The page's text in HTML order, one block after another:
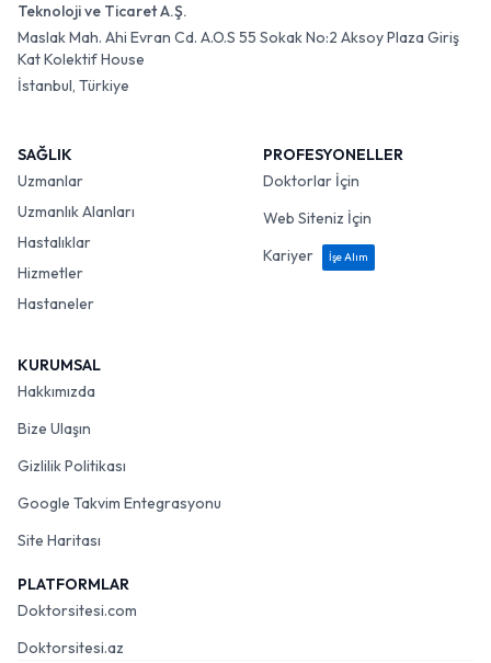
Teknoloji ve Ticaret A.Ş.
Maslak Mah. Ahi Evran Cd. A.O.S 55 Sokak No:2 Aksoy Plaza Giriş
Kat Kolektif House
İstanbul, Türkiye
SAĞLIK
Uzmanlar
Uzmanlık Alanları
Hastalıklar
Hizmetler
Hastaneler
PROFESYONELLER
Doktorlar İçin
Web Siteniz İçin
Kariyer
İşe Alım
KURUMSAL
Hakkımızda
Bize Ulaşın
Gizlilik Politikası
Google Takvim Entegrasyonu
Site Haritası
PLATFORMLAR
Doktorsitesi.com
Doktorsitesi.az